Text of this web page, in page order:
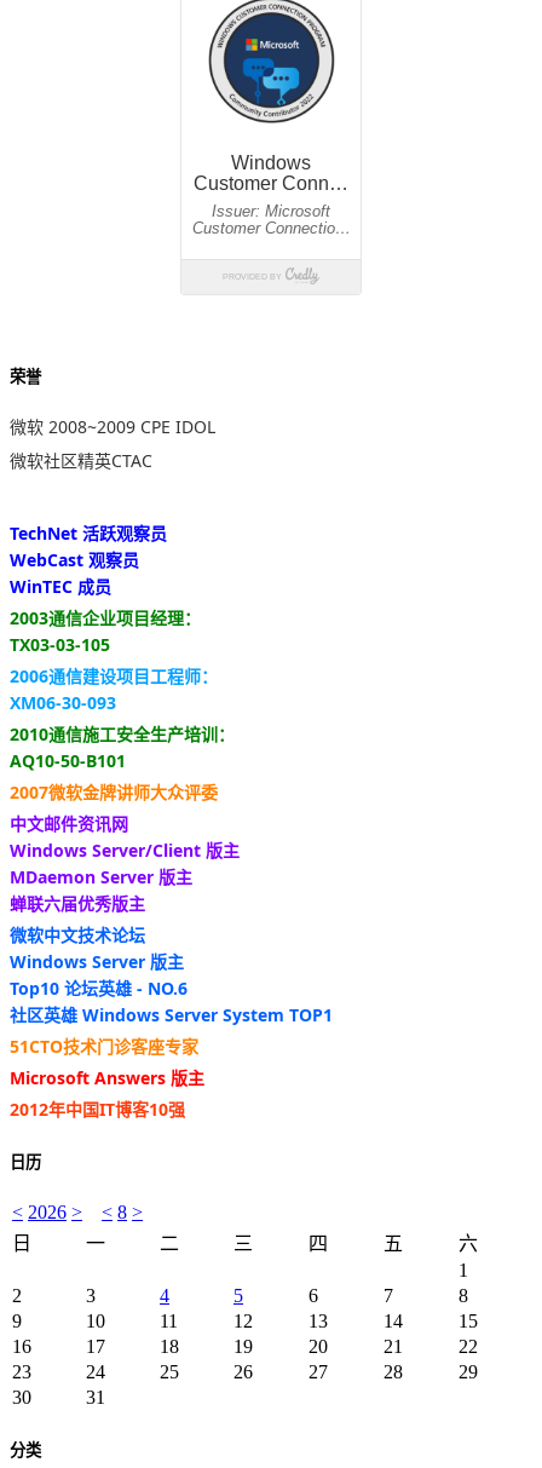
荣誉
微软 2008~2009 CPE IDOL
微软社区精英CTAC
TechNet 活跃观察员
WebCast 观察员
WinTEC 成员
2003通信企业项目经理：
TX03-03-105
2006通信建设项目工程师：
XM06-30-093
2010通信施工安全生产培训：
AQ10-50-B101
2007微软金牌讲师大众评委
中文邮件资讯网
Windows Server/Client 版主
MDaemon Server 版主
蝉联六届优秀版主
微软中文技术论坛
Windows Server 版主
Top10 论坛英雄 - NO.6
社区英雄 Windows Server System TOP1
51CTO技术门诊客座专家
Microsoft Answers 版主
2012年中国IT博客10强
日历
< 2026 > < 8 >
日
一 二 三 四 五
六
1
2
3 4 5 6 7
8
9
10 11 12 13 14
15
16
17 18 19 20 21
22
23
24 25 26 27 28
29
30
31
分类